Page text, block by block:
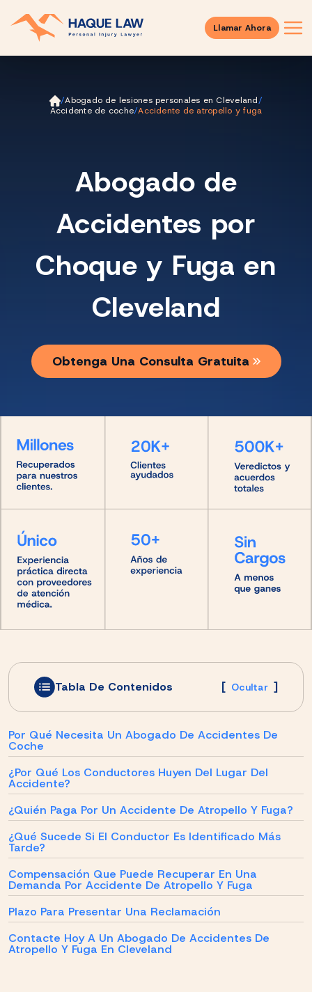
Llamar Ahora
Ini
ci
o
/Abogado de lesiones personales en Cleveland/
Accidente de coche/Accidente de atropello y fuga
Abogado de
Accidentes por
Choque y Fuga en
Cleveland
Obtenga Una Consulta Gratuita
Tabla De Contenidos [ Ocultar ]
Por Qué Necesita Un Abogado De Accidentes De
Coche
¿Por Qué Los Conductores Huyen Del Lugar Del
Accidente?
¿Quién Paga Por Un Accidente De Atropello Y Fuga?
¿Qué Sucede Si El Conductor Es Identificado Más
Tarde?
Compensación Que Puede Recuperar En Una
Demanda Por Accidente De Atropello Y Fuga
Plazo Para Presentar Una Reclamación
Contacte Hoy A Un Abogado De Accidentes De
Atropello Y Fuga En Cleveland